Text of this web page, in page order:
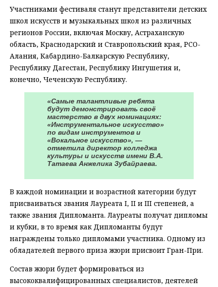
Участниками фестиваля станут представители детских
школ искусств и музыкальных школ из различных
регионов России, включая Москву, Астраханскую
область, Краснодарский и Ставропольский края, РСО-
Алания, Кабардино-Балкарскую Республику,
Республику Дагестан, Республику Ингушетия и,
конечно, Чеченскую Республику.
«Самые талантливые ребята
будут демонстрировать своё
мастерство в двух номинациях:
«Инструментальное искусство»
по видам инструментов и
«Вокальное искусство», —
отметила директор колледжа
культуры и искусств имени В.А.
Татаева Анжелика Зубайраева.
В каждой номинации и возрастной категории будут
присваиваться звания Лауреата I, II и III степеней, а
также звания Дипломанта. Лауреаты получат дипломы
и кубки, в то время как Дипломанты будут
награждены только дипломами участника. Одному из
обладателей первого приза жюри присвоит Гран-При.
Состав жюри будет формироваться из
высококвалифицированных специалистов, деятелей